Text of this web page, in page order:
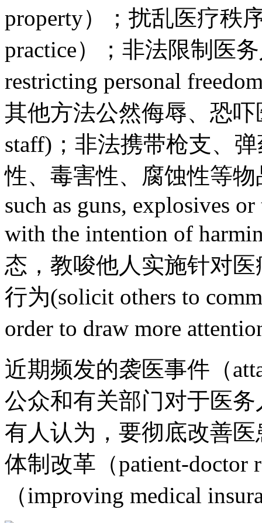
property）；扰乱医疗秩
practice）；非法限制医
restricting personal
其他方法公然侮辱、恐吓
staff)；非法携带枪支、
性、毒害性、腐蚀性等物
such as guns, explosives
with the intention of
态，教唆他人实施针对
行为(solicit others to
order to draw more
近期频发的袭医事件（
公众和有关部门对于医
有人认为，要彻底改善
体制改革（patient-doctor
（improving medical